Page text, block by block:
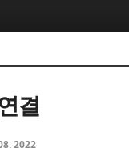
결
2022
치북5
치북5